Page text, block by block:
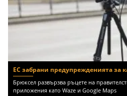
ЕС забрани предупрежденията за
Брюксел развързва ръцете на
приложения като Waze и Google Maps